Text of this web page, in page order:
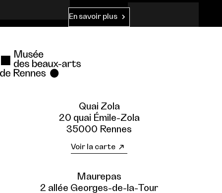
En savoir plus
Quai Zola
20 quai Émile-Zola
35000 Rennes
Voir la carte
Maurepas
2 allée Georges-de-la-Tour